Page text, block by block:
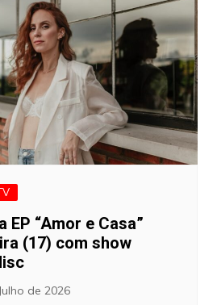
EP “Amor e Casa”
(17) com show
de 2026